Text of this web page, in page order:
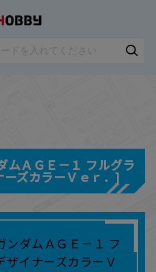
ムＡＧＥ－１ フルグラ
ズカラーＶｅｒ．]